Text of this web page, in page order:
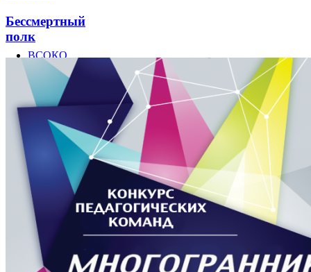
ВСОКО
Инновации
Бессмертный
полк